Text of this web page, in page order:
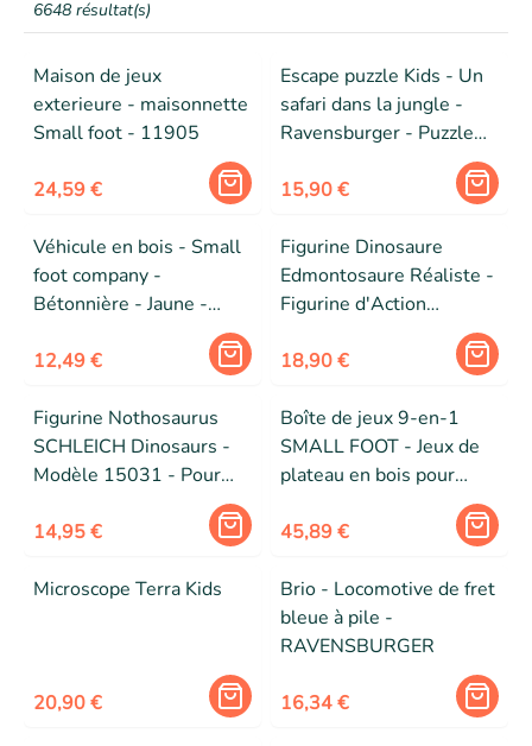
6648 résultat(s)
Maison de jeux
exterieure - maisonnette
Small foot - 11905
24,59 €
Escape puzzle Kids - Un
safari dans la jungle -
Ravensburger - Puzzle
Escape Game 368 pièces
- Dès 9 ans
15,90 €
Véhicule en bois - Small
foot company -
Bétonnière - Jaune -
enfants à partir de 12
12,49 €
Figurine Dinosaure
Edmontosaure Réaliste -
Figurine d'Action
Dinosaure à la Mâchoire
Mobile - Créature
18,90 €
Figurine Nothosaurus
SCHLEICH Dinosaurs -
Modèle 15031 - Pour
enfants à partir de 4 ans
14,95 €
Boîte de jeux 9-en-1
SMALL FOOT - Jeux de
plateau en bois pour
45,89 €
Microscope Terra Kids
20,90 €
Brio - Locomotive de fret
bleue à pile -
RAVENSBURGER
16,34 €